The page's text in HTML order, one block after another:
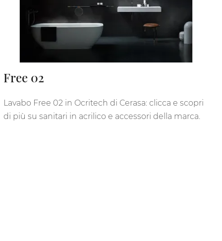
Free 02
Lavabo Free 02 in Ocritech di Cerasa: clicca e scopri
di più su sanitari in acrilico e accessori della marca.